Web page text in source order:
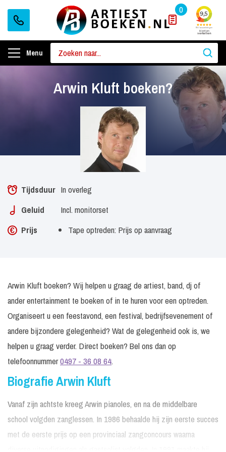
0
Menu
Arwin Kluft boeken?
Tijdsduur In overleg
Geluid
Incl. monitorset
Prijs
Tape optreden: Prijs op aanvraag
Arwin Kluft boeken? Wij helpen u graag de artiest, band, dj of
ander entertainment te boeken of in te huren voor een optreden.
Organiseert u een feestavond, een festival, bedrijfsevenement of
andere bijzondere gelegenheid? Wat de gelegenheid ook is, we
helpen u graag verder. Direct boeken? Bel ons dan op
telefoonnummer0497 - 36 08 64.
Biografie Arwin Kluft
Vanaf zijn achtste kreeg Arwin pianoles, en na de middelbare
school volgden zanglessen. In 1986 behaalde hij zijn eerste succes
met de eerste prijs op een provinciaal zangconcours waarna